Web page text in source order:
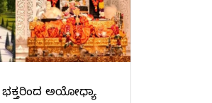
ಅಯೋಧ್ಯಾ